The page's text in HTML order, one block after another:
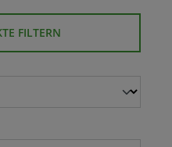
FILTERN